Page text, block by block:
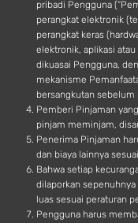
pribadi Pengguna
perangkat elektronik
perangkat keras
elektronik, aplikasi
dikuasai Pengguna,
mekanisme
bersangkutan
Pemberi Pinjaman
pinjam meminjam,
Penerima Pinjaman
dan biaya lainnya
Bahwa setiap
dilaporkan sepenuhnya
luas sesuai peraturan
Pengguna harus